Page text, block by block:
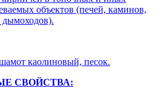
объектов (печей, каминов,
дымоходов).
каолиновый, песок.
СВОЙСТВА: